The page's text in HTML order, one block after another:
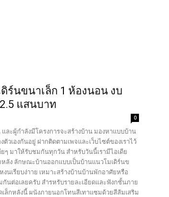
ร์นขนาเล็ก 1 ห้องนอน งบ
แสนบาท
0
ะผู้กำลังมีโครงการจะสร้างบ้าน มองหาแบบบ้าน
วเองกันอยู่ ฝากติดตามเพจและเว็บไซต์ของเราไว้
ๆ มาให้รับชมกันทุกวัน สำหรับวันนี้เรามีไอเดีย
ลัง ลักษณะบ้านออกแบบเป็นบ้านแนวโมเดิร์นข
นเรียบง่าาย เหมาะสร้างบ้านบ้านพักอาศัยหรือ
นต่อเลยครับ สำรหรับรายละเอียดและฟังกชั้นภาย
เล็กหลังนี้ ผนังภายนอกโทนสีเทาแซมด้วยสีส้มเสริม